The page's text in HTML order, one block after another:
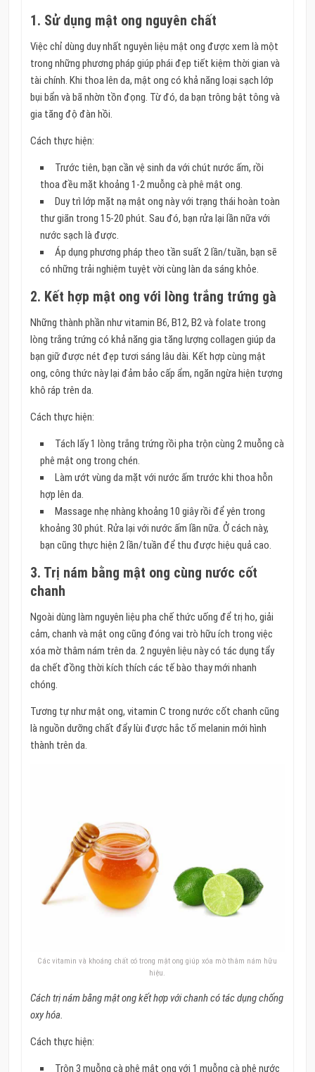
1. Sử dụng mật ong nguyên chất
Việc chỉ dùng duy nhất nguyên liệu mật ong được xem là một
trong những phương pháp giúp phái đẹp tiết kiệm thời gian và
tài chính. Khi thoa lên da, mật ong có khả năng loại sạch lớp
bụi bẩn và bã nhờn tồn đọng. Từ đó, da bạn trông bật tông và
gia tăng độ đàn hồi.
Cách thực hiện:
Trước tiên, bạn cần vệ sinh da với chút nước ấm, rồi
thoa đều mặt khoảng 1-2 muỗng cà phê mật ong.
Duy trì lớp mặt nạ mật ong này với trạng thái hoàn toàn
thư giãn trong 15-20 phút. Sau đó, bạn rửa lại lần nữa với
nước sạch là được.
Áp dụng phương pháp theo tần suất 2 lần/tuần, bạn sẽ
có những trải nghiệm tuyệt vời cùng làn da sáng khỏe.
2. Kết hợp mật ong với lòng trắng trứng gà
Những thành phần như vitamin B6, B12, B2 và folate trong
lòng trắng trứng có khả năng gia tăng lượng collagen giúp da
bạn giữ được nét đẹp tươi sáng lâu dài. Kết hợp cùng mật
ong, công thức này lại đảm bảo cấp ẩm, ngăn ngừa hiện tượng
khô ráp trên da.
Cách thực hiện:
Tách lấy 1 lòng trắng trứng rồi pha trộn cùng 2 muỗng cà
phê mật ong trong chén.
Làm ướt vùng da mặt với nước ấm trước khi thoa hỗn
hợp lên da.
Massage nhẹ nhàng khoảng 10 giây rồi để yên trong
khoảng 30 phút. Rửa lại với nước ấm lần nữa. Ở cách này,
bạn cũng thực hiện 2 lần/tuần để thu được hiệu quả cao.
3. Trị nám bằng mật ong cùng nước cốt
chanh
Ngoài dùng làm nguyên liệu pha chế thức uống để trị ho, giải
cảm, chanh và mật ong cũng đóng vai trò hữu ích trong việc
xóa mờ thâm nám trên da. 2 nguyên liệu này có tác dụng tẩy
da chết đồng thời kích thích các tế bào thay mới nhanh
chóng.
Tương tự như mật ong, vitamin C trong nước cốt chanh cũng
là nguồn dưỡng chất đẩy lùi được hắc tố melanin mới hình
thành trên da.
Các vitamin và khoáng chất có trong mật ong giúp xóa mờ thâm nám hữu
hiệu.
Cách trị nám bằng mật ong kết hợp với chanh có tác dụng chống
oxy hóa.
Cách thực hiện:
Trộn 3 muỗng cà phê mật ong với 1 muỗng cà phê nước